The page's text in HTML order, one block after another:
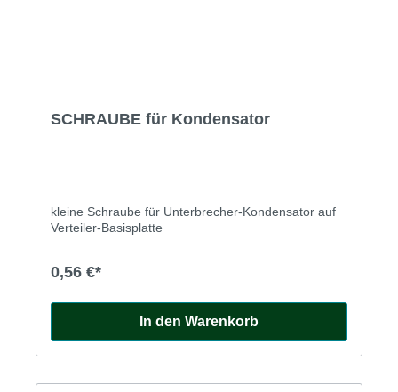
SCHRAUBE für Kondensator
kleine Schraube für Unterbrecher-Kondensator auf
Verteiler-Basisplatte
0,56 €*
In den Warenkorb